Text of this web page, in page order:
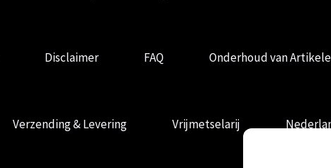
Disclaimer FAQ Onderhoud van
Verzending & Levering Vrijmetselarij